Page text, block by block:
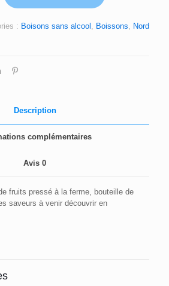
: Boisons sans alcool Boissons
Nord
Description
complémentaires
Avis 0
fruits pressé à la ferme, bouteille de
saveurs à venir découvrir en